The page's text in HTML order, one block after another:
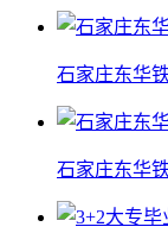
石家庄东华
石家庄东华